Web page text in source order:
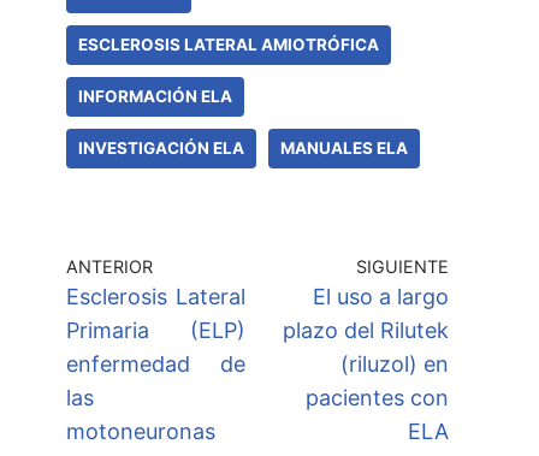
ESCLEROSIS LATERAL AMIOTRÓFICA
INFORMACIÓN ELA
INVESTIGACIÓN ELA MANUALES ELA
ANTERIOR
Esclerosis Lateral
Primaria (ELP)
enfermedad de
las
motoneuronas
SIGUIENTE
El uso a largo
plazo del Rilutek
(riluzol) en
pacientes con
ELA